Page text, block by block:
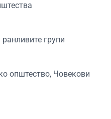
групи
општество, Човекови